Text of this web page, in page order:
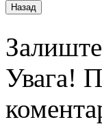
Увага!